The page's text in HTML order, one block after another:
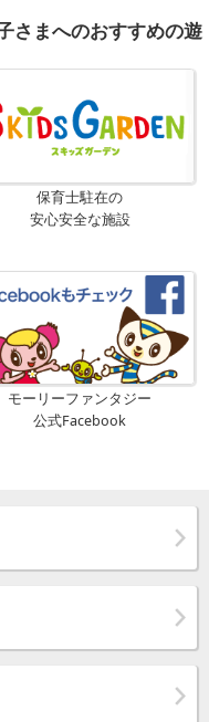
さまへのおすすめの遊
保育士駐在の
安心安全な施設
モーリーファンタジー
公式Facebook